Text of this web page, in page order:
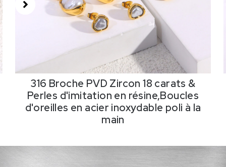
316 Broche PVD Zircon 18 carats &
Perles d'imitation en résine,Boucles
d'oreilles en acier inoxydable poli à la
main